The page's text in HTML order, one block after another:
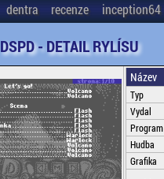
dentra recenze inception64
DSPD - DETAIL RYLÍSU
Název
Typ
Vydal
Program
Hudba
Grafika